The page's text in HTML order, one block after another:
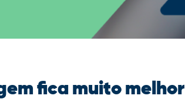
fica muito melhor